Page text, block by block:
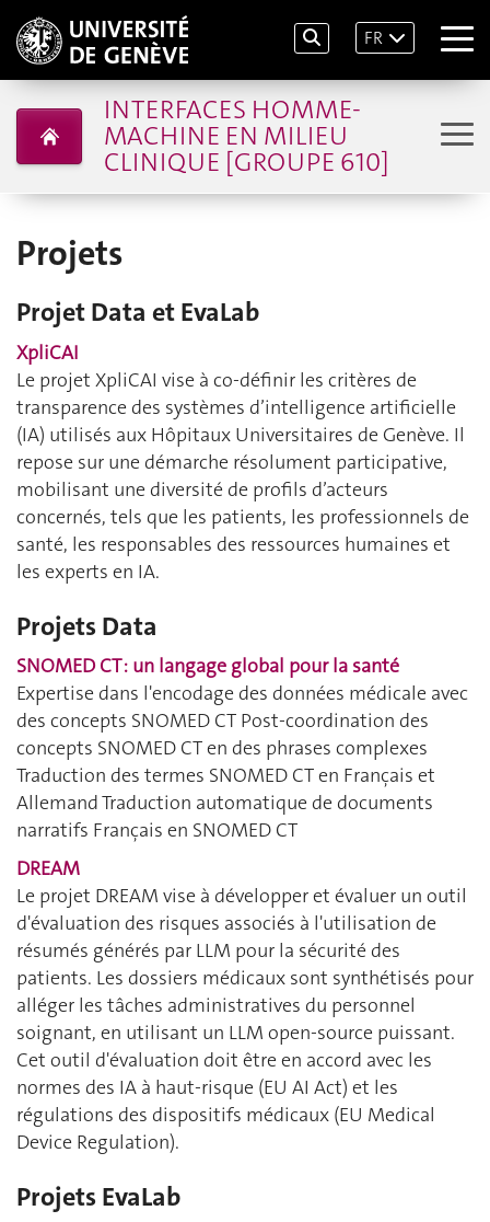
FR
INTERFACES HOMME-
MACHINE EN MILIEU
CLINIQUE [GROUPE 610]
Projets
Projet Data et EvaLab
XpliCAI
Le projet XpliCAI vise à co-définir les critères de
transparence des systèmes d’intelligence artificielle
(IA) utilisés aux Hôpitaux Universitaires de Genève. Il
repose sur une démarche résolument participative,
mobilisant une diversité de profils d’acteurs
concernés, tels que les patients, les professionnels de
santé, les responsables des ressources humaines et
les experts en IA.
Projets Data
SNOMED CT : un langage global pour la santé
Expertise dans l'encodage des données médicale avec
des concepts SNOMED CT Post-coordination des
concepts SNOMED CT en des phrases complexes
Traduction des termes SNOMED CT en Français et
Allemand Traduction automatique de documents
narratifs Français en SNOMED CT
DREAM
Le projet DREAM vise à développer et évaluer un outil
d'évaluation des risques associés à l'utilisation de
résumés générés par LLM pour la sécurité des
patients. Les dossiers médicaux sont synthétisés pour
alléger les tâches administratives du personnel
soignant, en utilisant un LLM open-source puissant.
Cet outil d'évaluation doit être en accord avec les
normes des IA à haut-risque (EU AI Act) et les
régulations des dispositifs médicaux (EU Medical
Device Regulation).
Projets EvaLab